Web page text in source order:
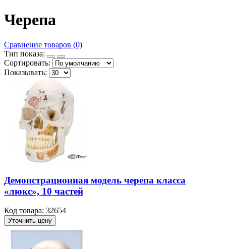
Черепа
Сравнение товаров (0)
Тип показа:
Сортировать:
Показывать:
Демонстрационная модель черепа класса
«люкс», 10 частей
Код товара: 32654
Уточнить цену